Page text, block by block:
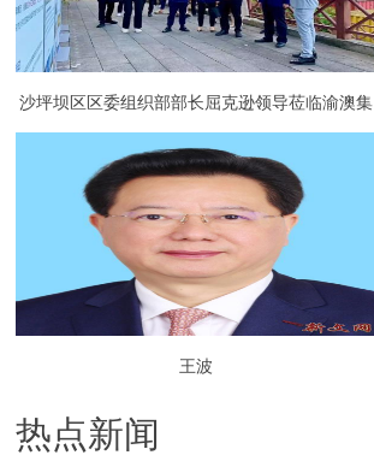
沙坪坝区区委组织部部长屈克逊领导莅临渝澳集
团调研指导园区党建工作
王波
热点新闻